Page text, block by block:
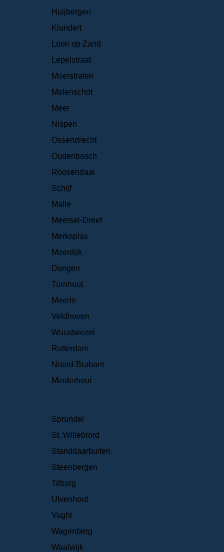
Huijbergen
Klundert
Loon op Zand
Lepelstraat
Moerstraten
Molenschot
Meer
Nispen
Ossendrecht
Oudenbosch
Roosendaal
Schijf
Malle
Meersel-Dreef
Merksplas
Moerdijk
Dongen
Turnhout
Meerle
Veldhoven
Wuustwezel
Rotterdam
Noord-Brabant
Minderhout
Sprundel
St. Willebrord
Standdaarbuiten
Steenbergen
Tilburg
Ulvenhout
Vught
Wagenberg
Waalwijk